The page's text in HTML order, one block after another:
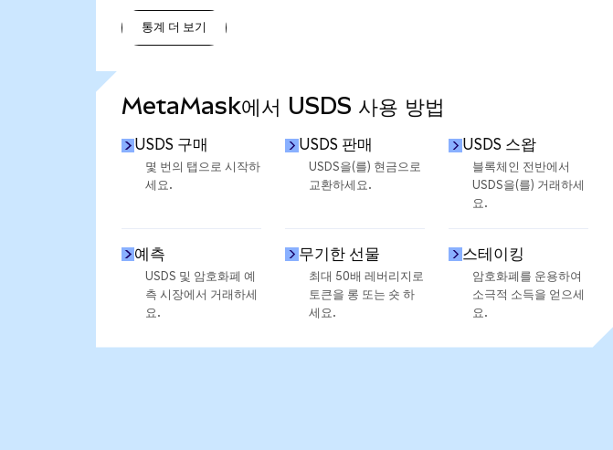
통계 더 보기
MetaMask에서 USDS 사용 방법
USDS 구매
몇 번의 탭으로 시작하
세요.
USDS 판매
USDS을(를) 현금으로
교환하세요.
USDS 스왑
블록체인 전반에서
USDS을(를) 거래하세
요.
예측
USDS 및 암호화폐 예
측 시장에서 거래하세
요.
무기한 선물
최대 50배 레버리지로
토큰을 롱 또는 숏 하
세요.
스테이킹
암호화폐를 운용하여
소극적 소득을 얻으세
요.